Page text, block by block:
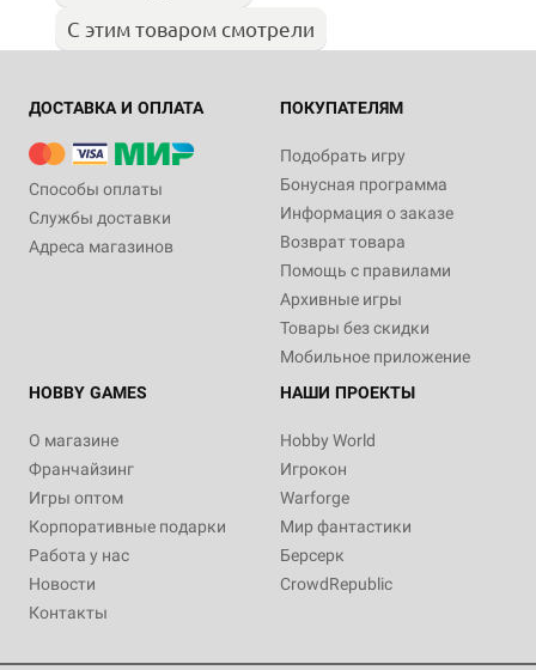
С этим товаром смотрели
ДОСТАВКА И ОПЛАТА
Способы оплаты
Службы доставки
Адреса магазинов
ПОКУПАТЕЛЯМ
Подобрать игру
Бонусная программа
Информация о заказе
Возврат товара
Помощь с правилами
Архивные игры
Товары без скидки
Мобильное приложение
HOBBY GAMES
О магазине
Франчайзинг
Игры оптом
Корпоративные подарки
Работа у нас
Новости
Контакты
НАШИ ПРОЕКТЫ
Hobby World
Игрокон
Warforge
Мир фантастики
Берсерк
CrowdRepublic